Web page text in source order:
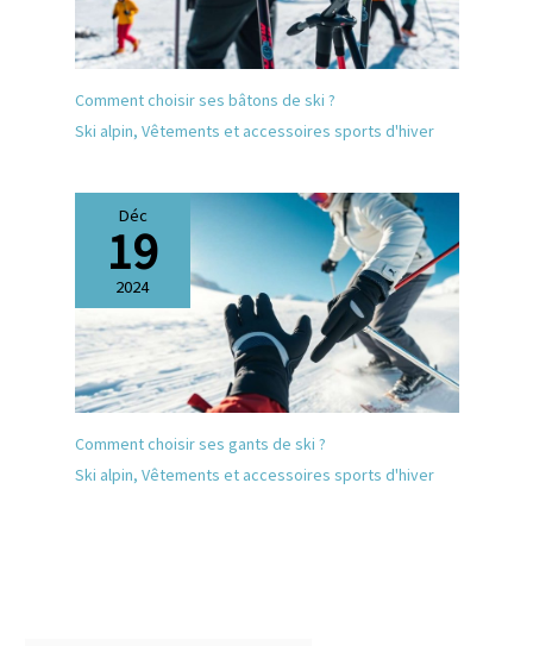
ajustement précis, tandis que
la bande ultra large avec dos
en silicone reste en place Né
à la montagne, construit à
partir de l'innovation : Smith
de casques performante pour
plus profonds avec la nature.
Depuis 1965, nous offrons
aux consommateurs la
confiance nécessaire pour en
faire plus
Comment choisir ses bâtons de ski ?
Ski alpin, Vêtements et accessoires sports d'hiver
Déc
19
2024
Comment choisir ses gants de ski ?
Ski alpin, Vêtements et accessoires sports d'hiver